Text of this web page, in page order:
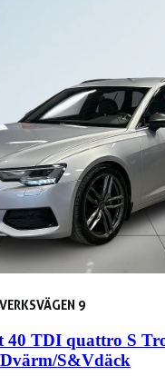
9
40 TDI quattro S
S&Vdäck